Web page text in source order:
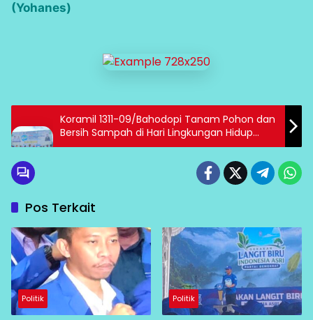
(Yohanes)
Koramil 1311-09/Bahodopi Tanam Pohon dan
Bersih Sampah di Hari Lingkungan Hidup
Sedunia
Pos Terkait
Politik Politik